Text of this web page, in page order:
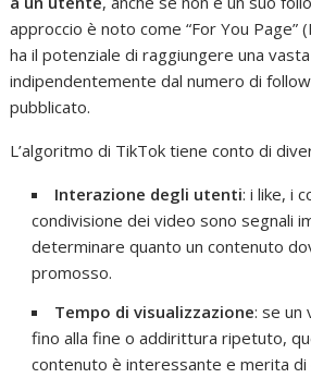
approccio è noto come “For You Page”
ha il potenziale di raggiungere una
indipendentemente dal numero di
pubblicato.
L’algoritmo di TikTok tiene conto di
Interazione degli utenti: i like, i
condivisione dei video sono segnali
determinare quanto un contenuto
promosso.
Tempo di visualizzazione: se un
fino alla fine o addirittura ripetuto,
contenuto è interessante e merita